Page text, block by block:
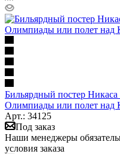
Бильярдный постер
Олимпиады или полет над
Арт.: 34125
Под заказ
Наши менеджеры
условия заказа